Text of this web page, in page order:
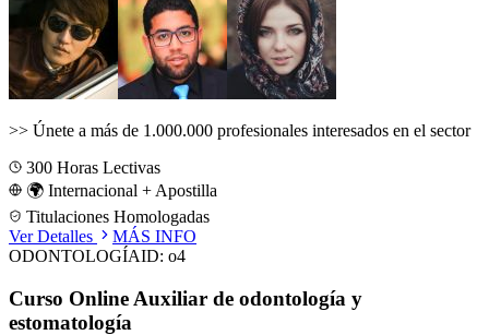
>> Únete a más de 1.000.000 profesionales interesados en el sector
300 Horas Lectivas
🌍 Internacional + Apostilla
Titulaciones Homologadas
Ver Detalles
MÁS INFO
ODONTOLOGÍAID: o4
Curso Online Auxiliar de odontología y
estomatología